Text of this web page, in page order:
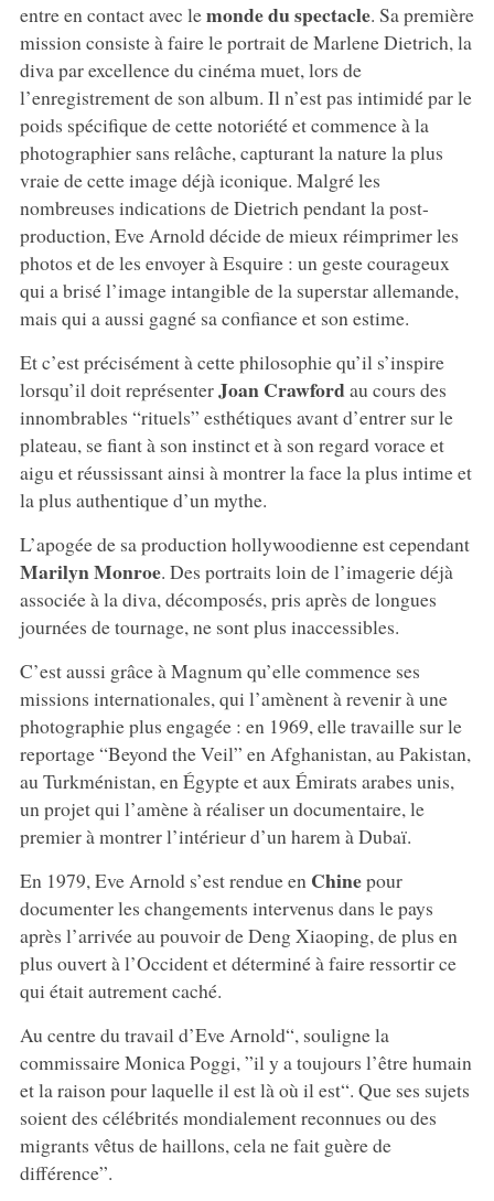
entre en contact avec lemonde du spectacle. Sa première
mission consiste à faire le portrait de Marlene Dietrich, la
diva par excellence du cinéma muet, lors de
l’enregistrement de son album. Il n’est pas intimidé par le
poids spécifique de cette notoriété et commence à la
photographier sans relâche, capturant la nature la plus
vraie de cette image déjà iconique. Malgré les
nombreuses indications de Dietrich pendant la post-
production, Eve Arnold décide de mieux réimprimer les
photos et de les envoyer à Esquire : un geste courageux
qui a brisé l’image intangible de la superstar allemande,
mais qui a aussi gagné sa confiance et son estime.
Et c’est précisément à cette philosophie qu’il s’inspire
lorsqu’il doit représenterJoan Crawfordau cours des
innombrables “rituels” esthétiques avant d’entrer sur le
plateau, se fiant à son instinct et à son regard vorace et
aigu et réussissant ainsi à montrer la face la plus intime et
la plus authentique d’un mythe.
L’apogée de sa production hollywoodienne est cependant
Marilyn Monroe. Des portraits loin de l’imagerie déjà
associée à la diva, décomposés, pris après de longues
journées de tournage, ne sont plus inaccessibles.
C’est aussi grâce à Magnum qu’elle commence ses
missions internationales, qui l’amènent à revenir à une
photographie plus engagée : en 1969, elle travaille sur le
reportage “Beyond the Veil” en Afghanistan, au Pakistan,
au Turkménistan, en Égypte et aux Émirats arabes unis,
un projet qui l’amène à réaliser un documentaire, le
premier à montrer l’intérieur d’un harem à Dubaï.
En 1979, Eve Arnold s’est rendue en Chinepour
documenter les changements intervenus dans le pays
après l’arrivée au pouvoir de Deng Xiaoping, de plus en
plus ouvert à l’Occident et déterminé à faire ressortir ce
qui était autrement caché.
Au centre du travail d’Eve Arnold“, souligne la
commissaire Monica Poggi, ”il y a toujours l’être humain
et la raison pour laquelle il est là où il est“. Que ses sujets
soient des célébrités mondialement reconnues ou des
migrants vêtus de haillons, cela ne fait guère de
différence”.